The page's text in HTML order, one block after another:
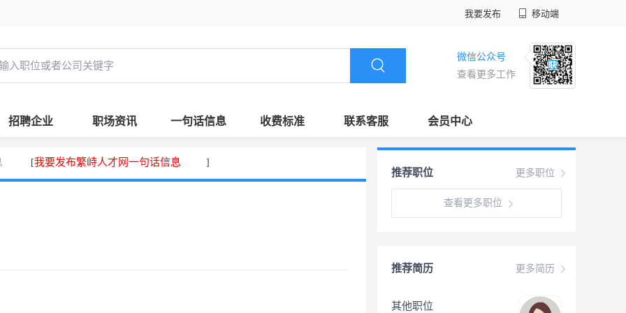
我要发布 移动端
微信公众号
查看更多工作
招聘企业 职场资讯 一句话信息 收费标准 联系客服 会员中心
[我要发布繁峙人才网一句话信息
]
更多职位
推荐职位
查看更多职位
更多简历
推荐简历
其他职位